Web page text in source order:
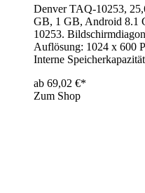
Denver TAQ-10253,
GB, 1 GB, Android 8.1
10253.
Auflösung: 1024 x 600
Interne
ab 69,02 €*
Zum Shop